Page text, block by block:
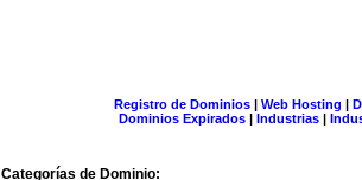
Registro de Dominios| Web Hosting |
Dominios Expirados | Industrias |
Categorías de Dominio: